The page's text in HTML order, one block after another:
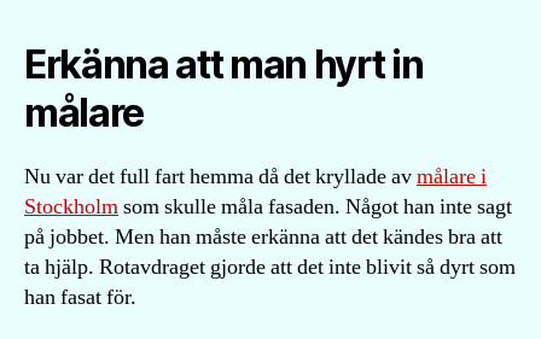
Erkänna att man hyrt in
målare
Nu var det full fart hemma då det kryllade avmålare i
Stockholmsom skulle måla fasaden. Något han inte sagt
på jobbet. Men han måste erkänna att det kändes bra att
ta hjälp. Rotavdraget gjorde att det inte blivit så dyrt som
han fasat för.